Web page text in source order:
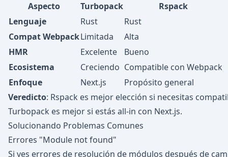
Aspecto
Turbopack
Rspack
Lenguaje
Rust
Rust
Compat WebpackLimitada
Alta
HMR
Excelente
Bueno
Ecosistema
Creciendo Compatible con Webpack
Enfoque
Next.js
Propósito general
Veredicto: Rspack es mejor elección si necesitas
Turbopack es mejor si estás all-in con Next.js.
Solucionando Problemas Comunes
Errores "Module not found"
Si ves errores de resolución de módulos después de